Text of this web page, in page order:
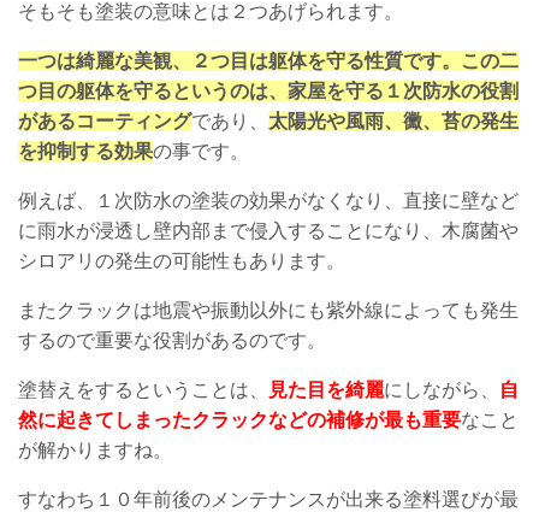
そもそも塗装の意味とは２つあげられます。
一つは綺麗な美観、２つ目は躯体を守る性質です。この二
つ目の躯体を守るというのは、家屋を守る１次防水の役割
があるコーティングであり、 太陽光や風雨、黴、苔の発生
を抑制する効果の事です。
例えば、１次防水の塗装の効果がなくなり、直接に壁など
に雨水が浸透し壁内部まで侵入することになり、木腐菌や
シロアリの発生の可能性もあります。
またクラックは地震や振動以外にも紫外線によっても発生
するので重要な役割があるのです。
塗替えをするということは、 見た目を綺麗にしながら、
自
然に起きてしまったクラックなどの補修が最も重要なこと
が解かりますね。
すなわち１０年前後のメンテナンスが出来る塗料選びが最